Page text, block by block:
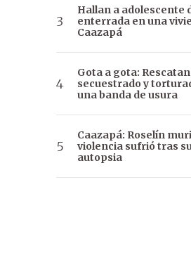
Hallan a adolescente
enterrada en una
Caazapá
Gota a gota:
secuestrado y
una banda de usura
Caazapá: Roselín
violencia sufrió tras
autopsia